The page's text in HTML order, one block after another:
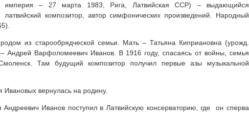
империя – 27 марта 1983, Рига, Латвийская ССР) – выдающийся
латвийский композитор, автор симфонических произведений. Народный
из старообрядческой семьи. Мать – Татьяна Киприановна (урожд.
Андрей Варфоломеевич Иванов. В 1916 году, спасаясь от войны, семья
Там будущий композитор получил первые азы музыкальной
Ивановых вернулась на родину.
Андреевич Иванов поступил в Латвийскую консерваторию, где он сперва